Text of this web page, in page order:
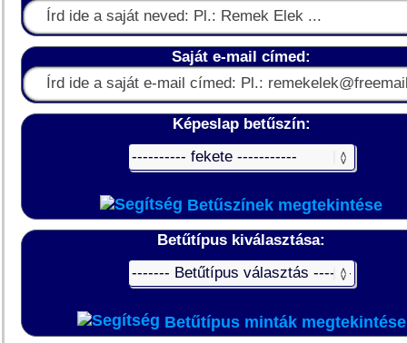
Saját e-mail címed:
Képeslap betűszín:
Betűszínek megtekintése
Betűtípus kiválasztása:
Betűtípus minták megtekintése